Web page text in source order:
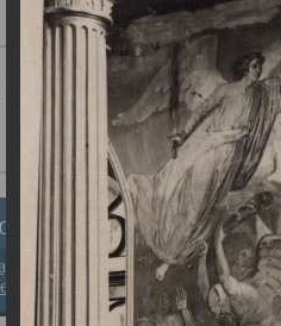
за веру в
Севере”
Главная